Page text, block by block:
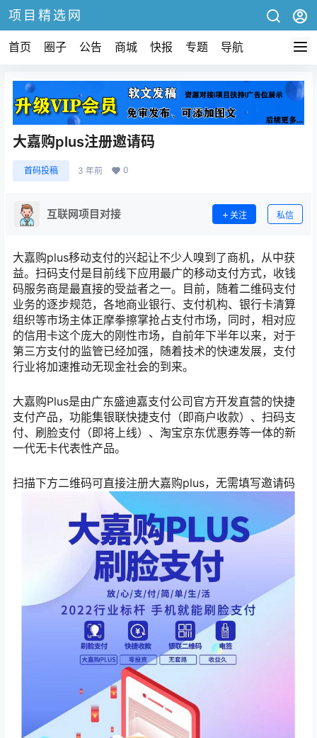
项目精选网
首页 圈子 公告 商城 快报 专题 导航
大嘉购plus注册邀请码
首码投稿 3 年前 0
互联网项目对接 关注 私信
大嘉购plus移动支付的兴起让不少人嗅到了商机，从中获
益。扫码支付是目前线下应用最广的移动支付方式，收钱
码服务商是最直接的受益者之一。目前，随着二维码支付
业务的逐步规范，各地商业银行、支付机构、银行卡清算
组织等市场主体正摩拳擦掌抢占支付市场，同时，相对应
的信用卡这个庞大的刚性市场，自前年下半年以来，对于
第三方支付的监管已经加强，随着技术的快速发展，支付
行业将加速推动无现金社会的到来。
大嘉购Plus是由广东盛迪嘉支付公司官方开发直营的快捷
支付产品，功能集银联快捷支付（即商户收款）、扫码支
付、刷脸支付（即将上线）、淘宝京东优惠券等一体的新
一代无卡代表性产品。
扫描下方二维码可直接注册大嘉购plus，无需填写邀请码